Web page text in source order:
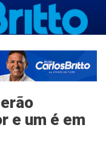
e um é em